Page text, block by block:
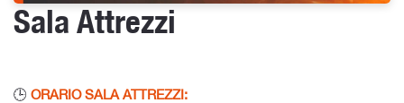
Sala Attrezzi
🕒 ORARIO SALA ATTREZZI: